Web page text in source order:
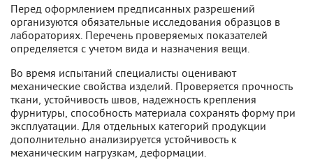
Перед оформлением предписанных разрешений
организуются обязательные исследования образцов в
лабораториях. Перечень проверяемых показателей
определяется с учетом вида и назначения вещи.
Во время испытаний специалисты оценивают
механические свойства изделий. Проверяется прочность
ткани, устойчивость швов, надежность крепления
фурнитуры, способность материала сохранять форму при
эксплуатации. Для отдельных категорий продукции
дополнительно анализируется устойчивость к
механическим нагрузкам, деформации.